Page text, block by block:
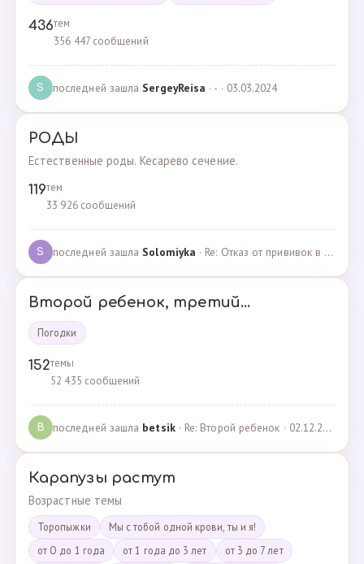
436тем
356 447 сообщений
S последней зашла SergeyReisa · - · 03.03.2024
РОДЫ
Естественные роды. Кесарево сечение.
119тем
33 926 сообщений
S последней зашла Solomiyka · Re: Отказ от прививок в роддоме · 07.05.2022
Второй ребенок, третий...
Погодки
152темы
52 435 сообщений
B последней зашла betsik· Re: Второй ребенок · 02.12.2023
Карапузы растут
Возрастные темы
Торопыжки
Мы с тобой одной крови, ты и я!
от О до 1 года
от 1 года до 3 лет
от 3 до 7 лет